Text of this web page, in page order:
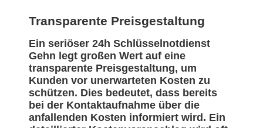
Transparente Preisgestaltung
Ein seriöser 24h Schlüsselnotdienst
Gehn legt großen Wert auf eine
transparente Preisgestaltung, um
Kunden vor unerwarteten Kosten zu
schützen. Dies bedeutet, dass bereits
bei der Kontaktaufnahme über die
anfallenden Kosten informiert wird. Ein